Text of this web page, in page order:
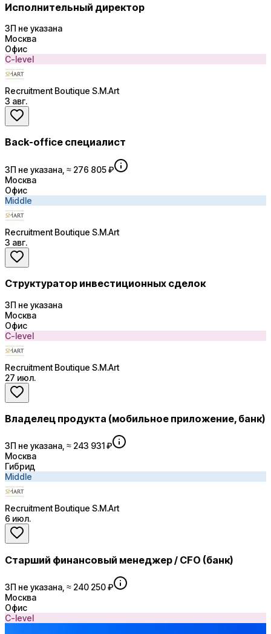
Исполнительный директор
ЗП не указана
Москва
Офис
C-level
Recruitment Boutique S.M.Art
3 авг.
Back-office специалист
ЗП не указана, ≈ 276 805 ₽
Москва
Офис
Middle
Recruitment Boutique S.M.Art
3 авг.
Структуратор инвестиционных сделок
ЗП не указана
Москва
Офис
C-level
Recruitment Boutique S.M.Art
27 июл.
Владелец продукта (мобильное приложение, банк)
ЗП не указана, ≈ 243 931 ₽
Москва
Гибрид
Middle
Recruitment Boutique S.M.Art
6 июл.
Старший финансовый менеджер / CFO (банк)
ЗП не указана, ≈ 240 250 ₽
Москва
Офис
C-level